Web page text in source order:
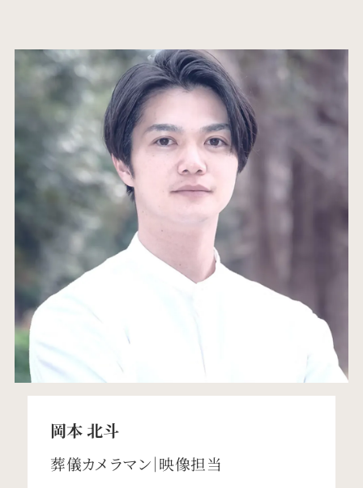
岡本 北斗
葬儀カメラマン｜映像担当